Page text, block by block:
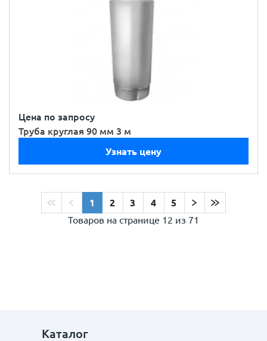
Цена по запросу
Труба круглая 90 мм 3 м
Узнать цену
1 2 3 4
5
Товаров на странице 12 из 71
Каталог